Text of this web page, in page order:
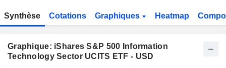
Synthèse Cotations Graphiques Heatmap
Graphique: iShares S&P 500 Information
Technology Sector UCITS ETF - USD